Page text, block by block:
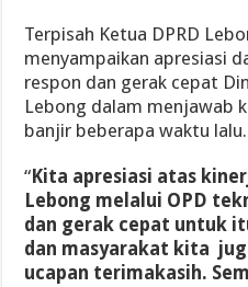
Terpisah Ketua DPRD
menyampaikan apresiasi
respon dan gerak cepat
Lebong dalam menjawab
banjir beberapa waktu lalu.
“Kita apresiasi atas
Lebong melalui OPD
dan gerak cepat untuk
dan masyarakat kita
ucapan terimakasih.